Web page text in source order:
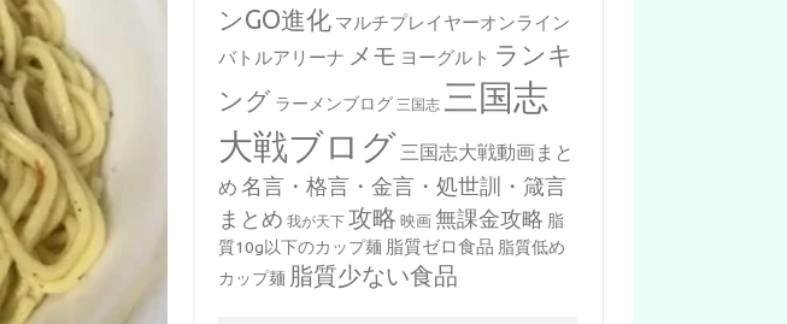
ンGO進化 マルチプレイヤーオンライン
バトルアリーナ メモ ヨーグルト ランキ
ング ラーメンブログ 三国志 三国志
大戦ブログ 三国志大戦動画まと
め 名言・格言・金言・処世訓・箴言
まとめ 我が天下 攻略 映画 無課金攻略 脂
質10g以下のカップ麺 脂質ゼロ食品 脂質低め
カップ麺 脂質少ない食品